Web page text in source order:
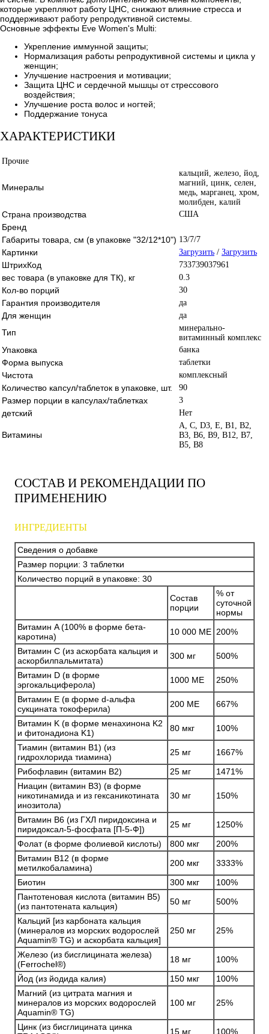
которые укрепляют работу ЦНС, снижают влияние стресса и
поддерживают работу репродуктивной системы.
Основные эффекты Eve Women's Multi:
Укрепление иммунной защиты;
Нормализация работы репродуктивной системы и цикла у
женщин;
Улучшение настроения и мотивации;
Защита ЦНС и сердечной мышцы от стрессового
воздействия;
Улучшение роста волос и ногтей;
Поддержание тонуса
ХАРАКТЕРИСТИКИ
Прочие
Минералы
кальций, железо, йод,
магний, цинк, селен,
медь, марганец, хром,
молибден, калий
Страна производства США
Бренд
Габариты товара, см (в упаковке "32/12*10") 13/7/7
Картинки Загрузить / Загрузить
ШтрихКод 733739037961
вес товара (в упаковке для ТК), кг 0.3
Кол-во порций 30
Гарантия производителя да
Для женщин да
Тип
минерально-
витаминный комплекс
Упаковка банка
Форма выпуска таблетки
Чистота комплексный
Количество капсул/таблеток в упаковке, шт. 90
Размер порции в капсулах/таблетках 3
детский Нет
Витамины
A, C, D3, E, B1, B2,
B3, B6, B9, B12, B7,
B5, B8
СОСТАВ И РЕКОМЕНДАЦИИ ПО
ПРИМЕНЕНИЮ
ИНГРЕДИЕНТЫ
Сведения о добавке
Размер порции: 3 таблетки
Количество порций в упаковке: 30
Состав
порции
% от
суточной
нормы
Витамин A (100% в форме бета-
каротина)
10 000 МЕ 200%
Витамин C (из аскорбата кальция и
аскорбилпальмитата)
300 мг
500%
Витамин D (в форме
эргокальциферола)
1000 МЕ
250%
Витамин E (в форме d-альфа
сукцината токоферила)
200 МЕ
667%
Витамин K (в форме менахинона K2
и фитонадиона K1)
80 мкг
100%
Тиамин (витамин B1) (из
гидрохлорида тиамина)
25 мг
1667%
Рибофлавин (витамин B2)
25 мг
1471%
Ниацин (витамин B3) (в форме
никотинамида и из гексаникотината
инозитола)
30 мг 150%
Витамин B6 (из ГХЛ пиридоксина и
пиридоксал-5-фосфата [П-5-Ф])
25 мг
1250%
Фолат (в форме фолиевой кислоты)
800 мкг
200%
Витамин B12 (в форме
метилкобаламина)
200 мкг
3333%
Биотин
300 мкг
100%
Пантотеновая кислота (витамин B5)
(из пантотената кальция)
50 мг
500%
Кальций [из карбоната кальция
(минералов из морских водорослей
Aquamin® TG) и аскорбата кальция]
250 мг 25%
Железо (из биcглицината железа)
(Ferrochel®)
18 мг
100%
Йод (из йодида калия)
150 мкг
100%
Магний (из цитрата магния и
минералов из морских водорослей
Aquamin® TG)
100 мг 25%
Цинк (из бисглицината цинка
15 мг
100%